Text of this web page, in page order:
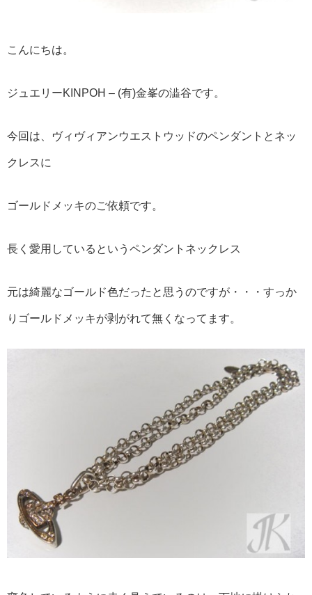
こんにちは。
ジュエリーKINPOH – (有)金峯の澁谷です。
今回は、ヴィヴィアンウエストウッドのペンダントとネッ
クレスに
ゴールドメッキのご依頼です。
長く愛用しているというペンダントネックレス
元は綺麗なゴールド色だったと思うのですが・・・すっか
りゴールドメッキが剥がれて無くなってます。